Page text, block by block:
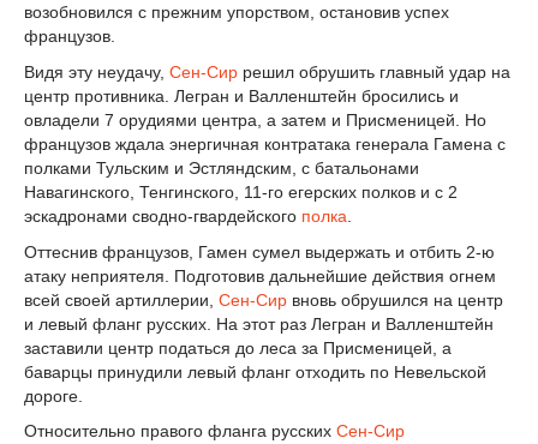
возобновился с прежним упорством, остановив успех
французов.
Видя эту неудачу, Сен-Сир решил обрушить главный удар на
центр противника. Легран и Валленштейн бросились и
овладели 7 орудиями центра, а затем и Присменицей. Но
французов ждала энергичная контратака генерала Гамена с
полками Тульским и Эстляндским, с батальонами
Навагинского, Тенгинского, 11-го егерских полков и с 2
эскадронами сводно-гвардейского полка
Оттеснив французов, Гамен сумел выдержать и отбить 2-ю
атаку неприятеля. Подготовив дальнейшие действия огнем
всей своей артиллерии, Сен-Сир вновь обрушился на центр
и левый фланг русских. На этот раз Легран и Валленштейн
заставили центр податься до леса за Присменицей, а
баварцы принудили левый фланг отходить по Невельской
дороге.
Относительно правого фланга русских Сен-Сир